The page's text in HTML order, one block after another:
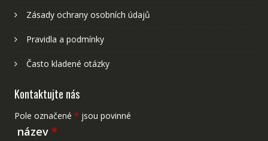
Zásady ochrany osobních údajů
Pravidla a podmínky
Často kladené otázky
Kontaktujte nás
Pole označené * jsou povinné
název *